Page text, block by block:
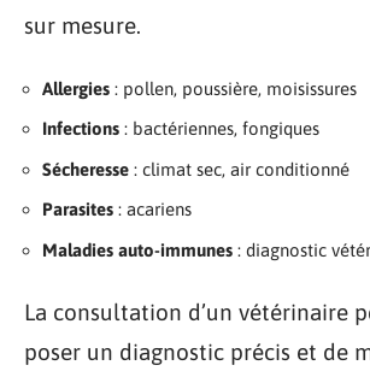
sur mesure.
Allergies : pollen, poussière, moisissures
Infections : bactériennes, fongiques
Sécheresse : climat sec, air conditionné
Parasites : acariens
Maladies auto-immunes : diagnostic
La consultation d’un vétérinaire
poser un diagnostic précis et de